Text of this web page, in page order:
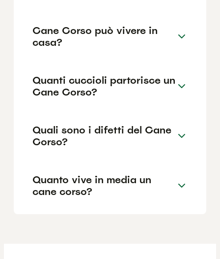
Cane Corso può vivere in
casa?
Quanti cuccioli partorisce un
Cane Corso?
Quali sono i difetti del Cane
Corso?
Quanto vive in media un
cane corso?